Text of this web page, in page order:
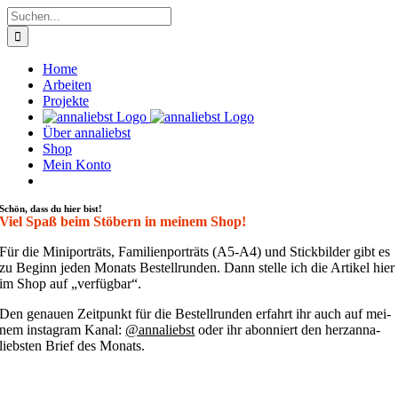
Zum
Inhalt
springen
Suche
nach:
Home
Arbeiten
Projekte
Über annaliebst
Shop
Mein Konto
Schön, dass du hier bist!
Viel Spaß beim Stöbern in meinem Shop!
Für die Mini­por­träts, Fami­li­en­por­träts (A5-A4) und Stick­bil­der gibt es
zu Beginn jeden Monats Bestell­run­den. Dann stel­le ich die Arti­kel hier
im Shop auf „ver­füg­bar“.
Den genau­en Zeit­punkt für die Bestell­run­den erfahrt ihr auch auf mei­
nem insta­gram Kanal: @annaliebst oder ihr abon­niert den her­zan­na­
liebs­ten Brief des Monats.